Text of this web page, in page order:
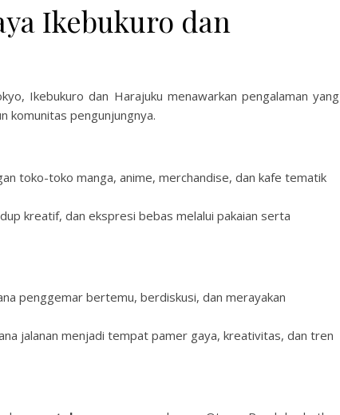
Ikebukuro dan
Ikebukuro dan Harajuku menawarkan pengalaman yang
komunitas pengunjungnya.
toko-toko manga, anime, merchandise, dan kafe tematik
kreatif, dan ekspresi bebas melalui pakaian serta
penggemar bertemu, berdiskusi, dan merayakan
jalanan menjadi tempat pamer gaya, kreativitas, dan tren